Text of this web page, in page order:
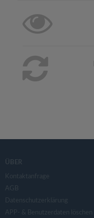
ÜBER
Kontaktanfrage
AGB
Datenschutzerklärung
APP- & Benutzerdaten löschen